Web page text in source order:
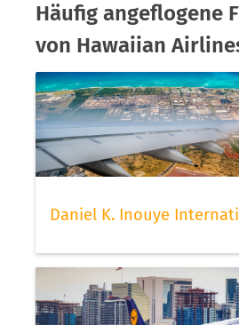
Häufig angeflogene
von Hawaiian
Daniel K. Inouye